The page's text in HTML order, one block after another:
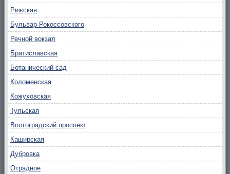
Рижская
Бульвар Рокоссовского
Речной вокзал
Братиславская
Ботанический сад
Коломенская
Кожуховская
Тульская
Волгоградский проспект
Каширская
Дубровка
Отрадное